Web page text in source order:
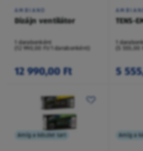
AMBIANO
Dizájn ventilátor
1 darabonként
(12 990,00 Ft/1 darabonként)
12 990,00 Ft
AMBIANO
TENS-
1
(5
5
Amíg a készlet tart Amíg a